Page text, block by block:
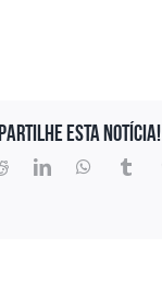
Partilhe esta notícia!